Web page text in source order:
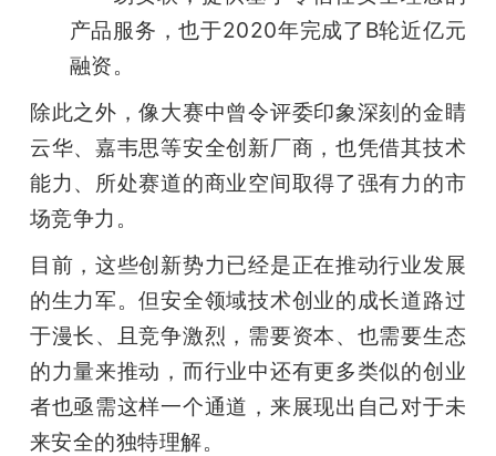
产品服务，也于2020年完成了B轮近亿元
融资。
除此之外，像大赛中曾令评委印象深刻的金睛
云华、嘉韦思等安全创新厂商，也凭借其技术
能力、所处赛道的商业空间取得了强有力的市
场竞争力。
目前，这些创新势力已经是正在推动行业发展
的生力军。但安全领域技术创业的成长道路过
于漫长、且竞争激烈，需要资本、也需要生态
的力量来推动，而行业中还有更多类似的创业
者也亟需这样一个通道，来展现出自己对于未
来安全的独特理解。